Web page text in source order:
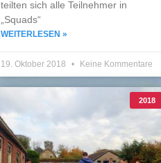
teilten sich alle Teilnehmer in
„Squads“
WEITERLESEN »
19. Oktober 2018 Keine Kommentare
2018